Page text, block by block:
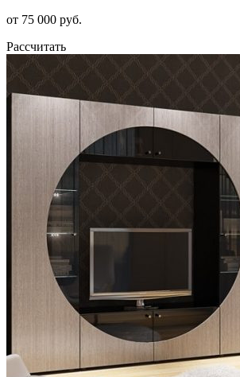
от 75 000 руб.
Рассчитать